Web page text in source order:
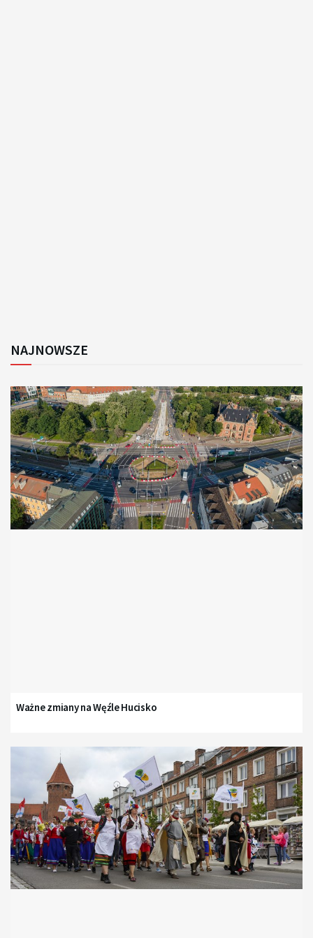
NAJNOWSZE
Ważne zmiany na Węźle Hucisko